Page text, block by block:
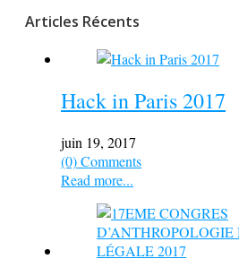
Articles Récents
Hack in Paris 2017
juin 19, 2017
(0) Comments
Read more...